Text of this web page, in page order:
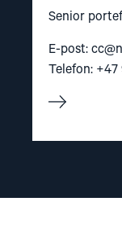
Senior
E-post:
Telefon: